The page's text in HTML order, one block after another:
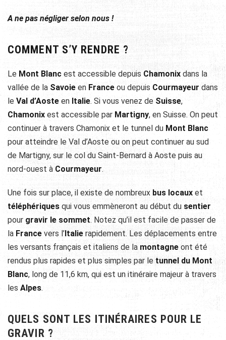
A ne pas négliger selon nous !
COMMENT S’Y RENDRE ?
Le Mont Blanc est accessible depuis Chamonix dans la
vallée de la Savoie en France ou depuis Courmayeur dans
le Val d’Aoste en Italie. Si vous venez de Suisse,
Chamonix est accessible par Martigny, en Suisse. On peut
continuer à travers Chamonix et le tunnel du Mont Blanc
pour atteindre le Val d’Aoste ou on peut continuer au sud
de Martigny, sur le col du Saint-Bernard à Aoste puis au
nord-ouest à Courmayeur.
Une fois sur place, il existe de nombreux bus locaux et
téléphériques qui vous emmèneront au début du sentier
pour gravir le sommet. Notez qu’il est facile de passer de
la France vers l’Italie rapidement. Les déplacements entre
les versants français et italiens de lamontagne ont été
rendus plus rapides et plus simples par letunnel du Mont
Blanc, long de 11,6 km, qui est un itinéraire majeur à travers
les Alpes.
QUELS SONT LES ITINÉRAIRES POUR LE
GRAVIR ?